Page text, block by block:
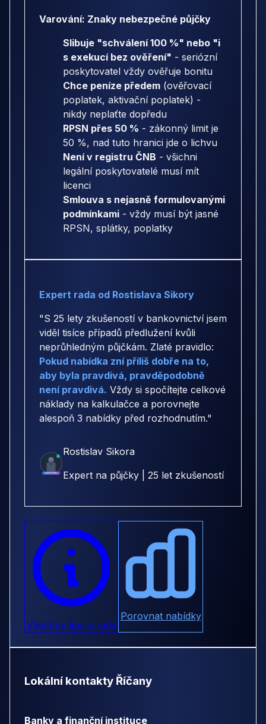
Varování: Znaky nebezpečné půjčky
Slibuje "schválení 100 %" nebo "i
s exekucí bez ověření" - seriózní
poskytovatel vždy ověřuje bonitu
Chce peníze předem (ověřovací
poplatek, aktivační poplatek) -
nikdy neplaťte dopředu
RPSN přes 50 % - zákonný limit je
50 %, nad tuto hranici jde o lichvu
Není v registru ČNB - všichni
legální poskytovatelé musí mít
licenci
Smlouva s nejasně formulovanými
podmínkami - vždy musí být jasné
RPSN, splátky, poplatky
Expert rada od Rostislava Sikory
"S 25 lety zkušeností v bankovnictví jsem
viděl tisíce případů předlužení kvůli
neprůhledným půjčkám. Zlaté pravidlo:
Pokud nabídka zní příliš dobře na to,
aby byla pravdivá, pravděpodobně
není pravdivá. Vždy si spočítejte celkové
náklady na kalkulačce a porovnejte
alespoň 3 nabídky před rozhodnutím."
Rostislav Sikora
Expert na půjčky | 25 let zkušeností
Všechny tipy a rady
Porovnat nabídky
Lokální kontakty Říčany
Banky a finanční instituce